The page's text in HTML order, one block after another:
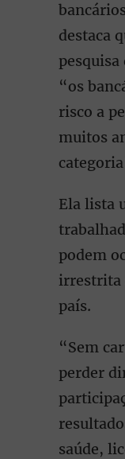
destaca
“os
risco a
muitos
Ela lista
podem
irrestrita
país.
“Sem
perder
saúde,